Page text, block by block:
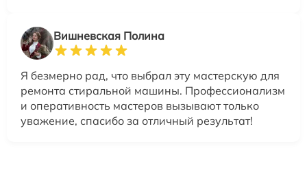
Вишневская Полина
Я безмерно рад, что выбрал эту мастерскую для
ремонта стиральной машины. Профессионализм
и оперативность мастеров вызывают только
уважение, спасибо за отличный результат!